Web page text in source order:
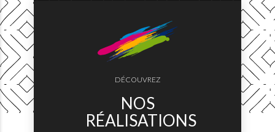
DÉCOUVREZ
NOS
RÉALISATIONS